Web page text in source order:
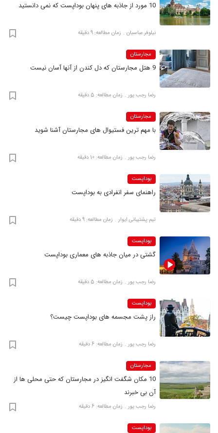
10 مورد از جاذبه های پنهان بوداپست که نمی دانستید
نیلوفر عباسیان زمان مطالعه: 9 دقیقه
مجارستان
9 هتل مجارستان که دل کندن از آنها آسان نیست
رضا‍ رجب پور زمان مطالعه: 5 دقیقه
مجارستان
با مهم‌ ترین فستیوال‌ های مجارستان آشنا شوید
رضا‍ رجب پور زمان مطالعه: 10 دقیقه
بوداپست
راهنمای سفر انفرادی به بوداپست
تیم پشتیبانی ایوار زمان مطالعه: 9 دقیقه
بوداپست
گشتی در میان جاذبه‌ های معماری بوداپست
رضا‍ رجب پور زمان مطالعه: 5 دقیقه
بوداپست
راز پشت مجسمه های بوداپست چیست؟
رضا‍ رجب پور زمان مطالعه: 6 دقیقه
مجارستان
10 مکان شگفت انگیز در مجارستان که حتی محلی ها از
آن بی خبرند
رضا‍ رجب پور زمان مطالعه: 6 دقیقه
بوداپست